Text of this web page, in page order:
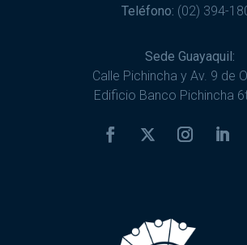
Teléfono: (02) 394-
Sede Guayaquil:
Calle Pichincha y Av. 9 de
Edificio Banco Pichincha